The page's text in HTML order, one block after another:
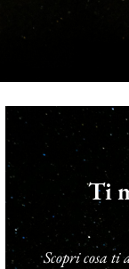
Ti
Scopri cosa